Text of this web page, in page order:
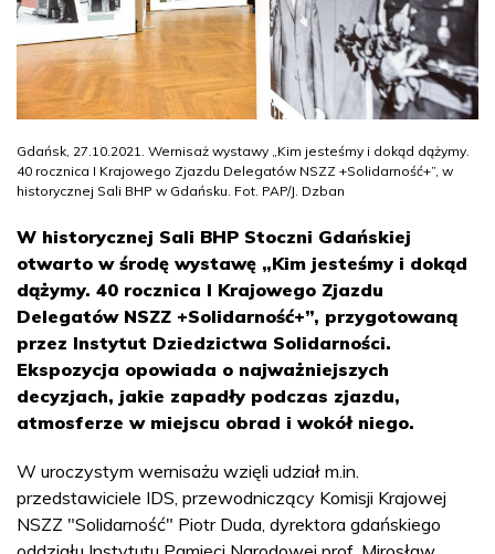
Gdańsk, 27.10.2021. Wernisaż wystawy „Kim jesteśmy i dokąd dążymy.
40 rocznica I Krajowego Zjazdu Delegatów NSZZ +Solidarność+”, w
historycznej Sali BHP w Gdańsku. Fot. PAP/J. Dzban
W historycznej Sali BHP Stoczni Gdańskiej
otwarto w środę wystawę „Kim jesteśmy i dokąd
dążymy. 40 rocznica I Krajowego Zjazdu
Delegatów NSZZ +Solidarność+”, przygotowaną
przez Instytut Dziedzictwa Solidarności.
Ekspozycja opowiada o najważniejszych
decyzjach, jakie zapadły podczas zjazdu,
atmosferze w miejscu obrad i wokół niego.
W uroczystym wernisażu wzięli udział m.in.
przedstawiciele IDS, przewodniczący Komisji Krajowej
NSZZ "Solidarność" Piotr Duda, dyrektora gdańskiego